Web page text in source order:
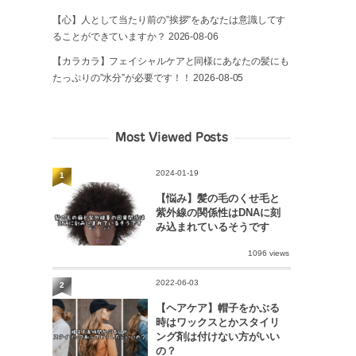
【心】人として当たり前の”挨拶”をあなたは意識してす
ることができていますか？ 2026-08-06
【カラカラ】フェイシャルケアと同様にあなたの髪にも
たっぷりの”水分”が必要です！！ 2026-08-05
Most Viewed Posts
2024-01-19
【悩み】髪の毛のくせ毛と
紫外線の関係性はDNAに刻
み込まれているそうです
1096 views
1
2022-06-03
【ヘアケア】帽子をかぶる
時はワックスとかスタイリ
ング剤は付けない方がいい
の？
2